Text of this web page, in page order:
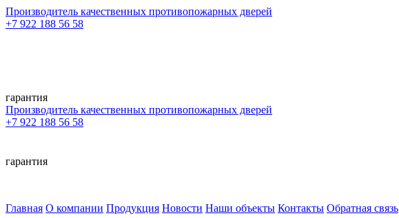
Производитель качественных противопожарных дверей
+7 922 188 56 58
гарантия
Производитель качественных противопожарных дверей
+7 922 188 56 58
гарантия
Главная О компании Продукция Новости Наши объекты Контакты Обратная связь